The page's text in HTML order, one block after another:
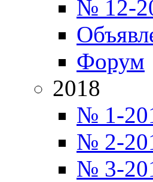
№ 12-
Форум
2018
№ 1-
№ 2-
№ 3-